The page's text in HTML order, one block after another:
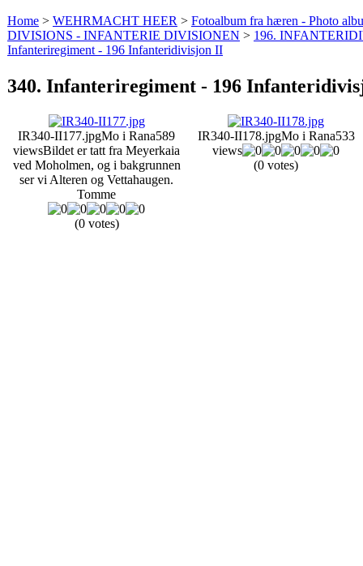
Home > WEHRMACHT HEER > Fotoalbum fra hæren - Photo
DIVISIONS - INFANTERIE DIVISIONEN > 196.
Infanteriregiment - 196 Infanteridivisjon II
340. Infanteriregiment - 196
IR340-II177.jpgMo i Rana589
viewsBildet er tatt fra Meyerkaia
ved Moholmen, og i bakgrunnen
ser vi Alteren og Vettahaugen.
Tomme
(0 votes)
IR340-II178.jpgMo i Rana533
views
(0 votes)